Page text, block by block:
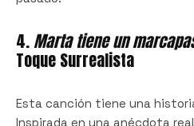
4.Marta tiene un
Toque Surrealista
Esta canción tiene una
Inspirada en una anécdota